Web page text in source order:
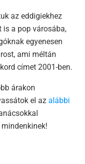
az eddigiekhez
is a pop városába,
egyenesen
ami méltán
címet 2001-ben.
árakon
el az alábbi